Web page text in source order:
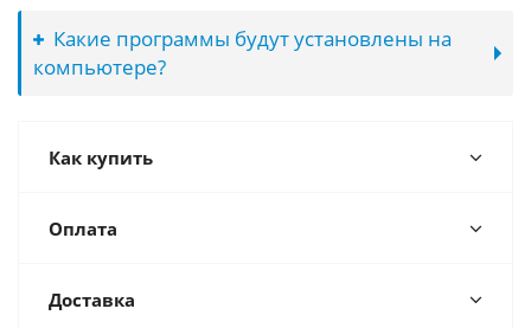
Какие программы будут установлены на
компьютере?
Как купить
Оплата
Доставка